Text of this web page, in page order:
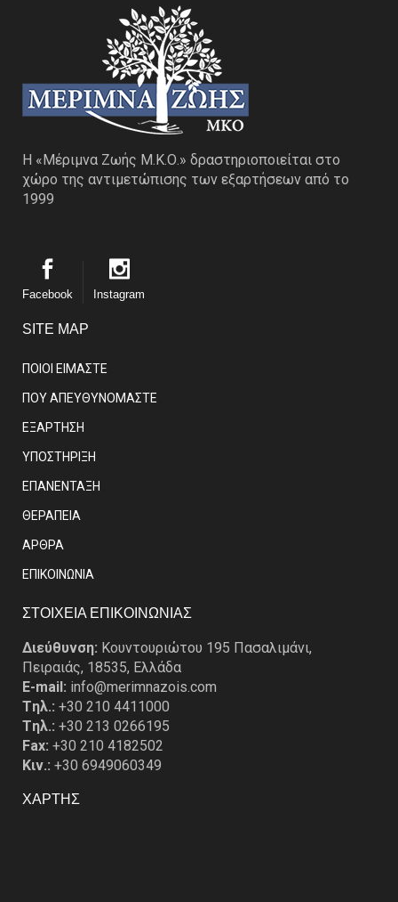
Η «Μέριμνα Ζωής Μ.Κ.Ο.» δραστηριοποιείται στο
χώρο της αντιμετώπισης των εξαρτήσεων από το
1999
Facebook Instagram
SITE MAP
ΠΟΙΟΙ ΕΙΜΑΣΤE
ΠΟΥ ΑΠΕΥΘΥΝΟΜΑΣΤΕ
ΕΞΑΡΤΗΣΗ
ΥΠΟΣΤΗΡΙΞΗ
ΕΠΑΝΕΝΤΑΞΗ
ΘΕΡΑΠΕΙΑ
ΑΡΘΡΑ
EΠΙΚΟΙΝΩΝΙΑ
ΣΤΟΙΧΕΙΑ ΕΠΙΚΟΙΝΩΝΙΑΣ
Διεύθυνση: Κουντουριώτου 195 Πασαλιμάνι,
Πειραιάς, 18535, Ελλάδα
E-mail: info@merimnazois.com
Tηλ.: +30 210 4411000
Tηλ.: +30 213 0266195
Fax: +30 210 4182502
Κιν.: +30 6949060349
ΧΑΡΤΗΣ